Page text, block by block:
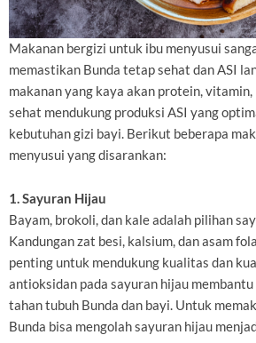
Makanan bergizi untuk ibu menyusui
memastikan Bunda tetap sehat dan ASI
makanan yang kaya akan protein, vitamin,
sehat mendukung produksi ASI yang
kebutuhan gizi bayi. Berikut beberapa
menyusui yang disarankan:
1. Sayuran Hijau
Bayam, brokoli, dan kale adalah pilihan
Kandungan zat besi, kalsium, dan asam
penting untuk mendukung kualitas dan
antioksidan pada sayuran hijau
tahan tubuh Bunda dan bayi. Untuk
Bunda bisa mengolah sayuran hijau